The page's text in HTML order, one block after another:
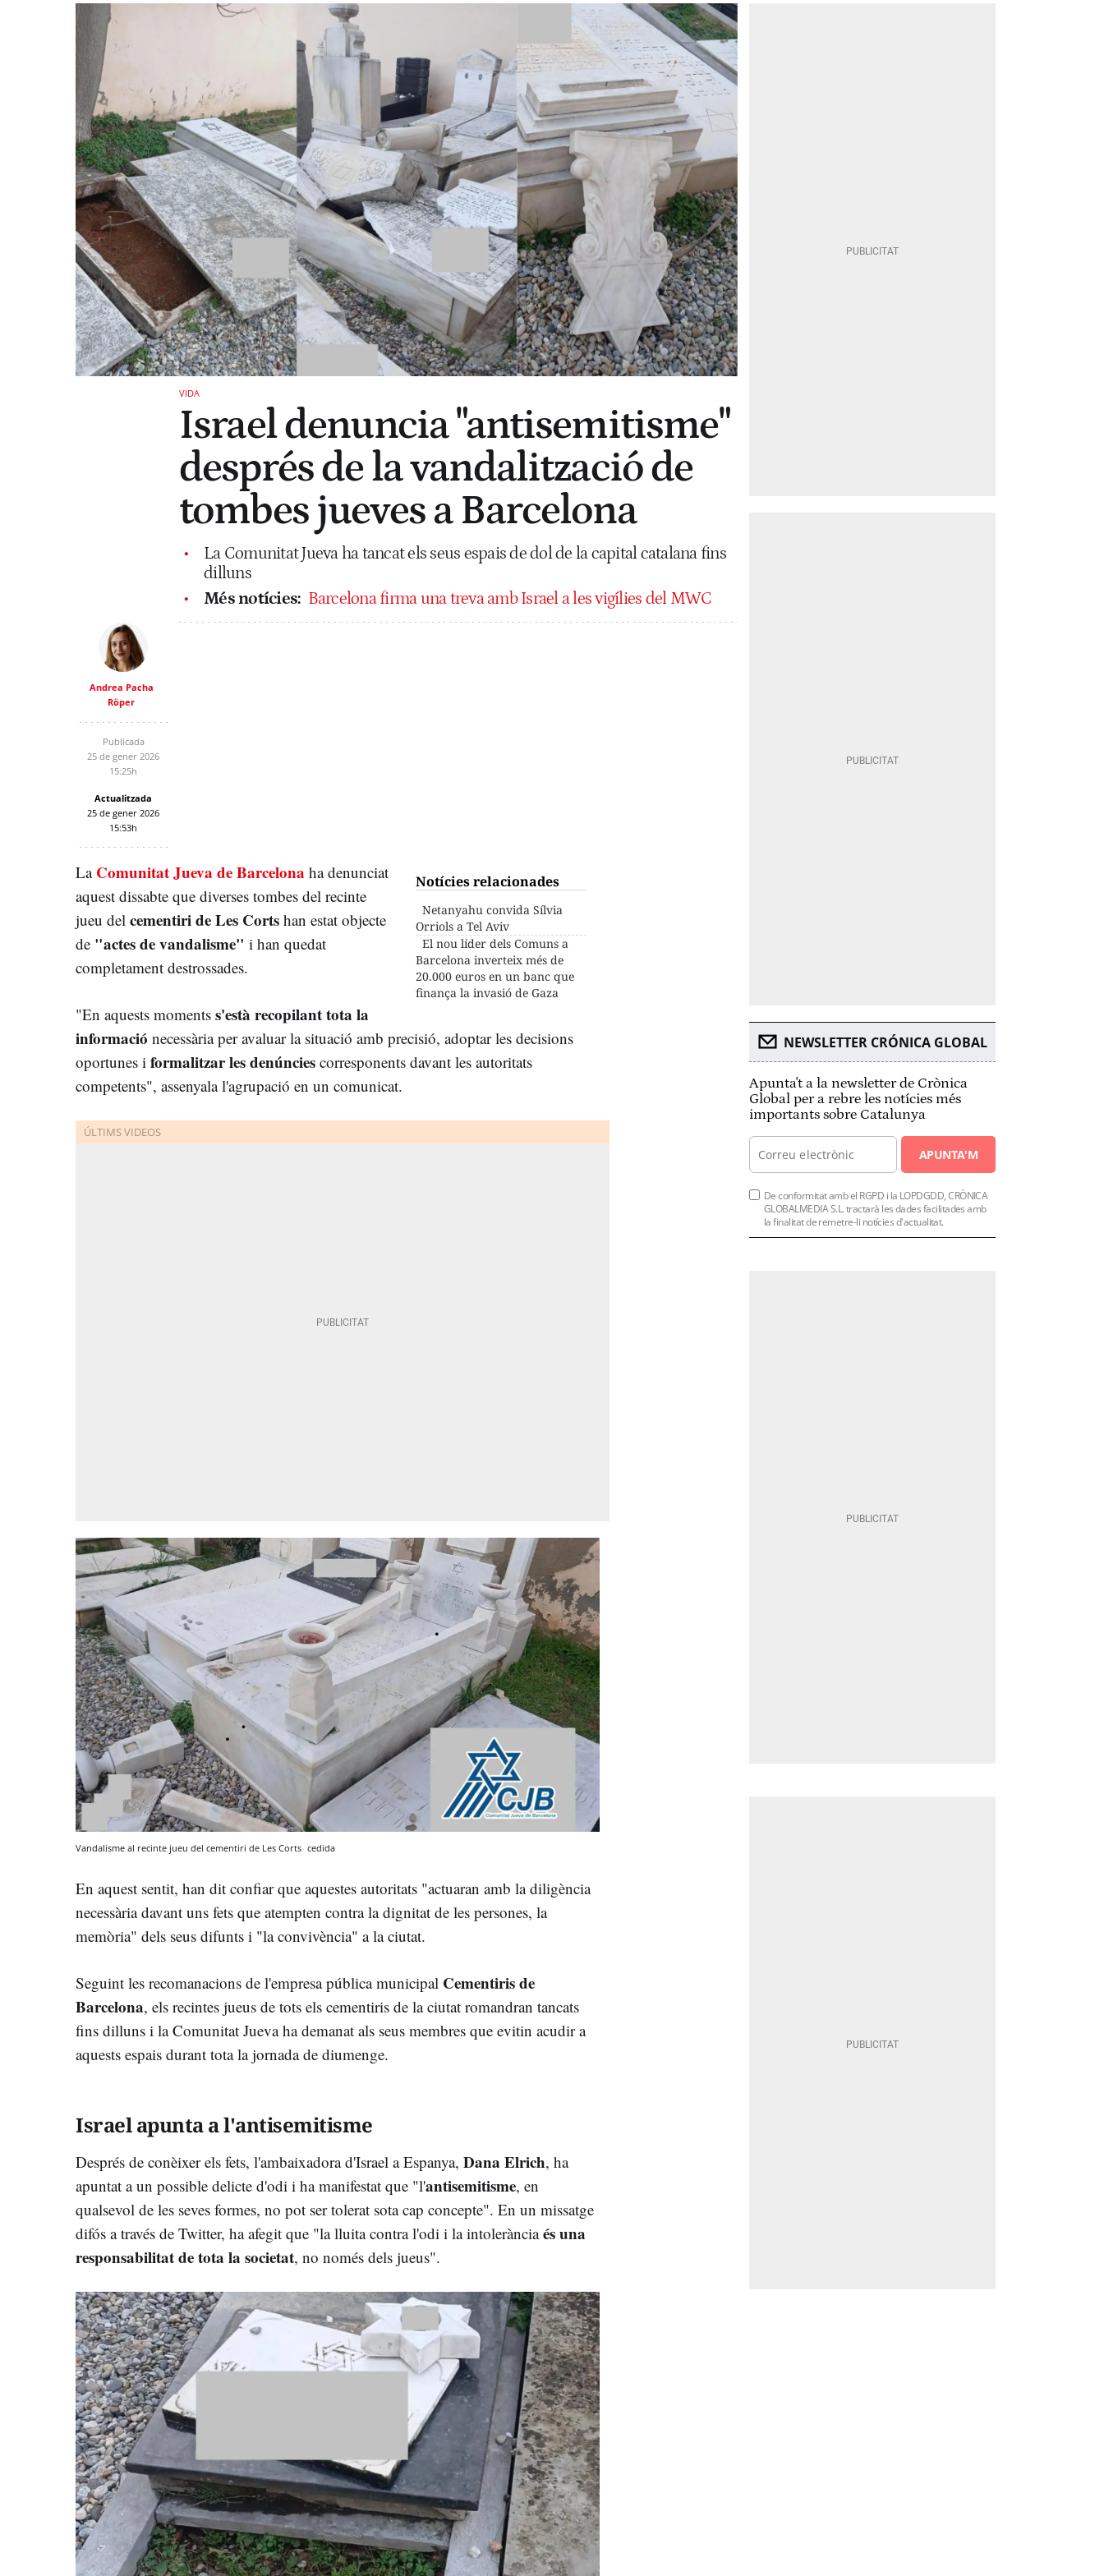
VIDA
Israel denuncia "antisemitisme"
després de la vandalització de
tombes jueves a Barcelona
La Comunitat Jueva ha tancat els seus espais de dol de la capital catalana fins
dilluns
Més notícies: Barcelona firma una treva amb Israel a les vigílies del MWC
Andrea Pacha
Röper
Publicada
25 de gener 2026
15:25h
Actualitzada
25 de gener 2026
15:53h
Notícies relacionades
Netanyahu convida Sílvia
Orriols a Tel Aviv
El nou líder dels Comuns a
Barcelona inverteix més de
20.000 euros en un banc que
finança la invasió de Gaza
La Comunitat Jueva de Barcelona ha denunciat
aquest dissabte que diverses tombes del recinte
jueu del cementiri de Les Corts han estat objecte
de "actes de vandalisme" i han quedat
completament destrossades.
"En aquests moments s'està recopilant tota la
informació necessària per avaluar la situació amb precisió, adoptar les decisions
oportunes i formalitzar les denúncies corresponents davant les autoritats
competents", assenyala l'agrupació en un comunicat.
Vandalisme al recinte jueu del cementiri de Les Corts cedida
En aquest sentit, han dit confiar que aquestes autoritats "actuaran amb la diligència
necessària davant uns fets que atempten contra la dignitat de les persones, la
memòria" dels seus difunts i "la convivència" a la ciutat.
Seguint les recomanacions de l'empresa pública municipal Cementiris de
Barcelona, els recintes jueus de tots els cementiris de la ciutat romandran tancats
fins dilluns i la Comunitat Jueva ha demanat als seus membres que evitin acudir a
aquests espais durant tota la jornada de diumenge.
Israel apunta a l'antisemitisme
Després de conèixer els fets, l'ambaixadora d'Israel a Espanya, Dana Elrich, ha
apuntat a un possible delicte d'odi i ha manifestat que "l'antisemitisme, en
qualsevol de les seves formes, no pot ser tolerat sota cap concepte". En un missatge
difós a través de Twitter, ha afegit que "la lluita contra l'odi i la intolerànciaés una
responsabilitat de tota la societat, no només dels jueus".
NEWSLETTER CRÓNICA GLOBAL
Apunta't a la newsletter de Crònica
Global per a rebre les notícies més
importants sobre Catalunya
APUNTA'M
De conformitat amb el RGPD i la LOPDGDD, CRÒNICA
GLOBALMEDIA S.L. tractarà les dades facilitades amb
la finalitat de remetre-li notícies d'actualitat.